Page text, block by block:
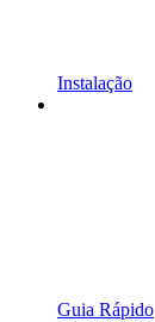
Instalação
Guia Rápido